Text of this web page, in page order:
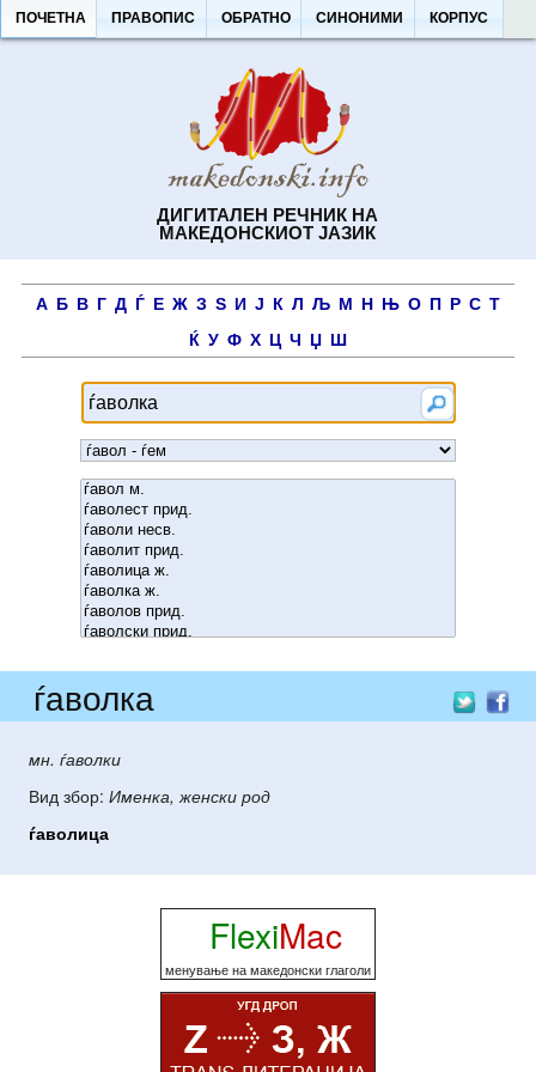
ДИГИТАЛЕН РЕЧНИК НА
МАКЕДОНСКИОТ ЈАЗИК
ПОЧЕТНА ПРАВОПИС ОБРАТНО СИНОНИМИ КОРПУС
А Б В Г Д Ѓ Е Ж З Ѕ И Ј К Л Љ М Н Њ О П Р С Т
Ќ У Ф Х Ц Ч Џ Ш
ѓаволка
мн. ѓаволки
Вид збор: Именка, женски род
ѓаволица
FlexiMac
менување на македонски глаголи